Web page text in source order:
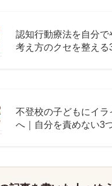
認知行動療法を自分で
考え方のクセを整える
不登校の子どもにイラ
へ｜自分を責めない3